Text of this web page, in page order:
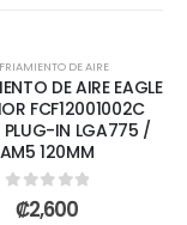
DE AIRE
DE AIRE EAGLE
FCF12001002C
PLUG-IN LGA775 /
AM5 120MM
out of 5
₡2,600